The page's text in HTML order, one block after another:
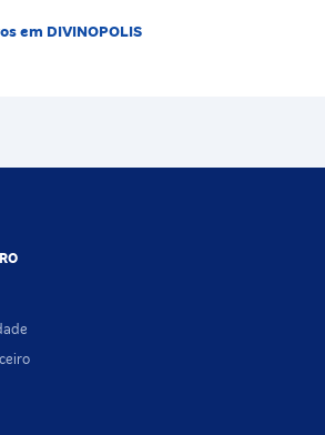
em DIVINOPOLIS